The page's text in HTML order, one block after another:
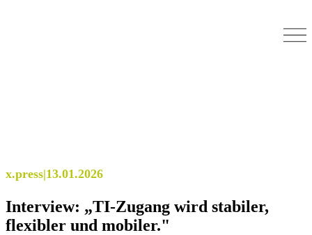
x.press|13.01.2026
Interview: „TI-Zugang wird stabiler,
flexibler und mobiler."